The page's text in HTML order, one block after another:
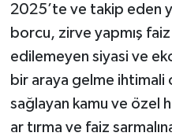
2025’te ve takip eden
borcu, zirve yapmış
edilemeyen siyasi ve
bir araya gelme ihtimali
sağlayan kamu ve özel
ar tırma ve faiz